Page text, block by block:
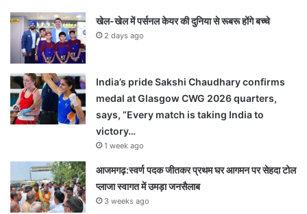
खेल-खेल में पर्सनल केयर की दुनिया से रूबरू होंगे बच्चे
2 days ago
India’s pride Sakshi Chaudhary confirms
medal at Glasgow CWG 2026 quarters,
says, “Every match is taking India to
victory…
1 week ago
आजमगढ़:स्वर्ण पदक जीतकर प्रथम घर आगमन पर सेहदा टोल
प्लाजा स्वागत में उमड़ा जनसैलाब
3 weeks ago